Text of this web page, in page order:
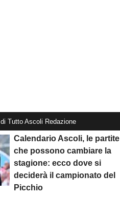
di Tutto Ascoli Redazione
Calendario Ascoli, le partite
che possono cambiare la
stagione: ecco dove si
deciderà il campionato del
Picchio